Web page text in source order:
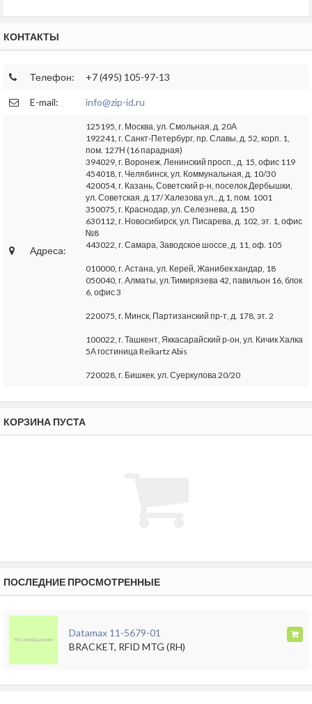
КОНТАКТЫ
Телефон: +7 (495) 105-97-13
E-mail: info@zip-id.ru
Адреса:
125195, г. Москва, ул. Смольная, д. 20А
192241, г. Санкт-Петербург, пр. Славы, д. 52, корп. 1,
пом. 127Н (16 парадная)
394029, г. Воронеж, Ленинский просп., д. 15, офис 119
454018, г. Челябинск, ул. Коммунальная, д. 10/30
420054, г. Казань, Советский р-н, поселок Дербышки,
ул. Советская, д.17/ Халезова ул., д.1, пом. 1001
350075, г. Краснодар, ул. Селезнева, д. 150
630112, г. Новосибирск, ул. Писарева, д. 102, эт. 1, офис
№8
443022, г. Самара, Заводское шоссе, д. 11, оф. 105
010000, г. Астана, ул. Керей, Жанибек хандар, 18
050040, г. Алматы, ул.Тимирязева 42, павильон 16, блок
6, офис 3
220075, г. Минск, Партизанский пр-т, д. 178, эт. 2
100022, г. Ташкент, Яккасарайский р-он, ул. Кичик Халка
5А гостиница Reikartz Abis
720028, г. Бишкек, ул. Суеркулова 20/20
КОРЗИНА ПУСТА
ПОСЛЕДНИЕ ПРОСМОТРЕННЫЕ
Datamax 11-5679-01
BRACKET, RFID MTG (RH)